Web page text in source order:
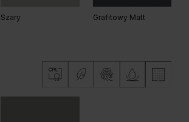
Dąb Lorenzo
Szary Grafitowy Matt